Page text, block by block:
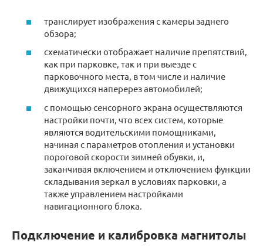
транслирует изображения с камеры заднего
обзора;
схематически отображает наличие препятствий,
как при парковке, так и при выезде с
парковочного места, в том числе и наличие
движущихся наперерез автомобилей;
с помощью сенсорного экрана осуществляются
настройки почти, что всех систем, которые
являются водительскими помощниками,
начиная с параметров отопления и установки
пороговой скорости зимней обувки, и,
заканчивая включением и отключением функции
складывания зеркал в условиях парковки, а
также управлением настройками
навигационного блока.
Подключение и калибровка магнитолы